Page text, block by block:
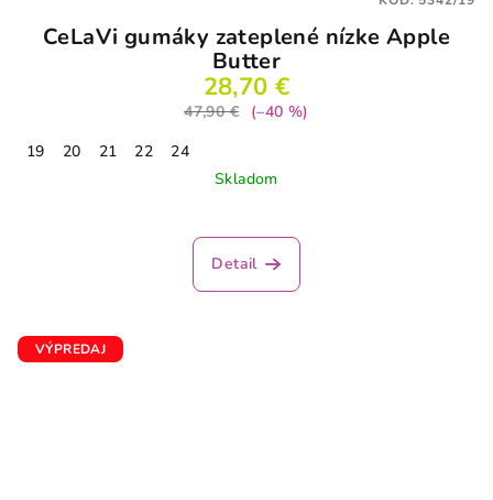
CeLaVi gumáky zateplené nízke Apple
Butter
28,70 €
47,90 €
(–40 %)
19
20 21 22
24
Skladom
Detail
VÝPREDAJ